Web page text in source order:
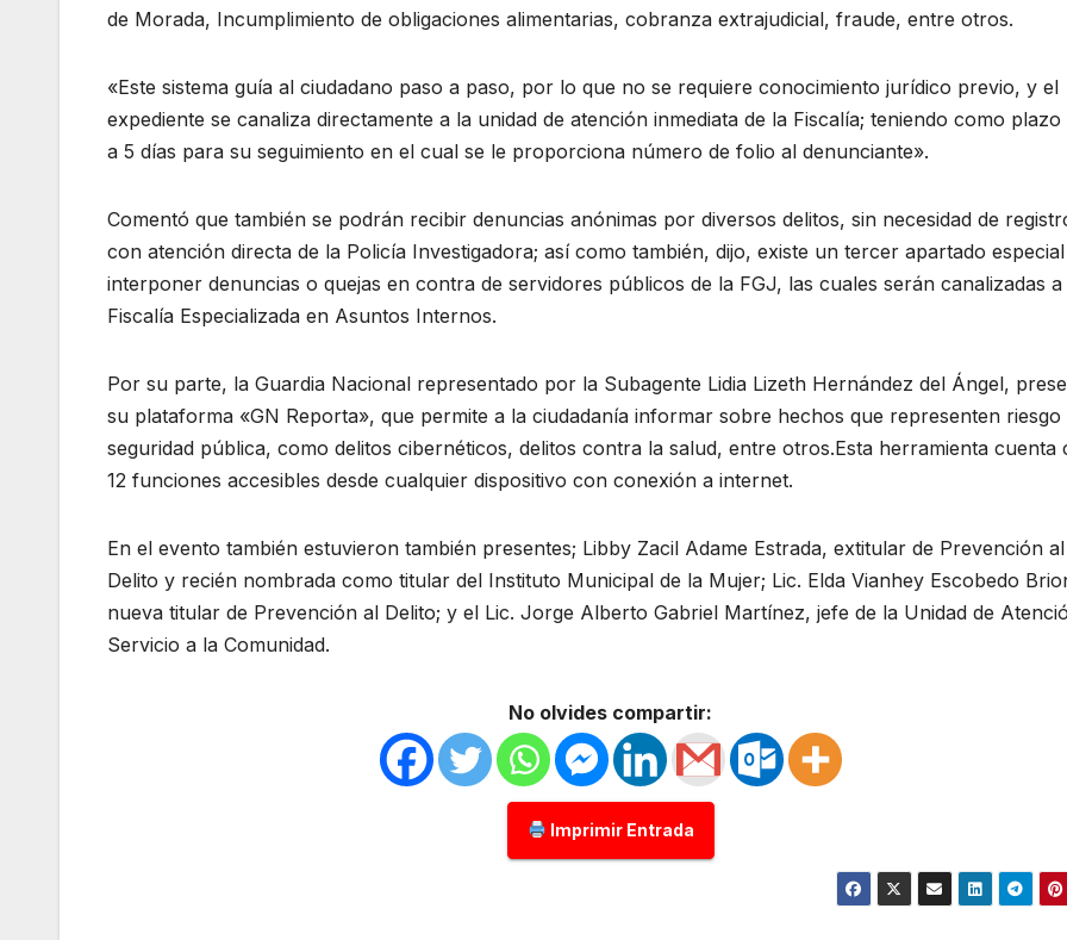
de Morada, Incumplimiento de obligaciones alimentarias, cobranza extrajudicial, fraude, entre otros.
«Este sistema guía al ciudadano paso a paso, por lo que no se requiere conocimiento jurídico previo, y el
expediente se canaliza directamente a la unidad de atención inmediata de la Fiscalía; teniendo como plazo
a 5 días para su seguimiento en el cual se le proporciona número de folio al denunciante».
Comentó que también se podrán recibir denuncias anónimas por diversos delitos, sin necesidad de
con atención directa de la Policía Investigadora; así como también, dijo, existe un tercer apartado
interponer denuncias o quejas en contra de servidores públicos de la FGJ, las cuales serán canalizadas a
Fiscalía Especializada en Asuntos Internos.
Por su parte, la Guardia Nacional representado por la Subagente Lidia Lizeth Hernández del Ángel,
su plataforma «GN Reporta», que permite a la ciudadanía informar sobre hechos que representen riesgo
seguridad pública, como delitos cibernéticos, delitos contra la salud, entre otros.Esta herramienta cuenta
12 funciones accesibles desde cualquier dispositivo con conexión a internet.
En el evento también estuvieron también presentes; Libby Zacil Adame Estrada, extitular de Prevención al
Delito y recién nombrada como titular del Instituto Municipal de la Mujer; Lic. Elda Vianhey Escobedo
nueva titular de Prevención al Delito; y el Lic. Jorge Alberto Gabriel Martínez, jefe de la Unidad de
Servicio a la Comunidad.
No olvides compartir:
Imprimir Entrada